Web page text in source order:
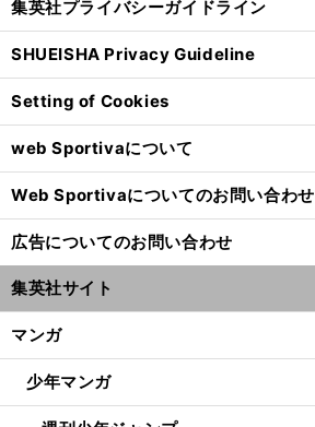
集英社プライバシーガイドライン
SHUEISHA Privacy Guideline
Setting of Cookies
web Sportivaについて
Web Sportivaについてのお問い合わせ
広告についてのお問い合わせ
集英社サイト
マンガ
少年マンガ